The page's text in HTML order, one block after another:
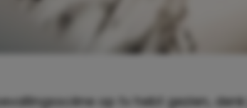
op tv hebt gezien,